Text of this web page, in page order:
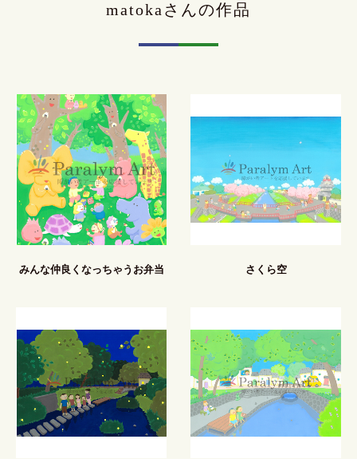
matokaさんの作品
みんな仲良くなっちゃうお弁当
さくら空